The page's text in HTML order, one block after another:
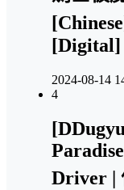
[Digital]
2024-08-14
4
Driver |